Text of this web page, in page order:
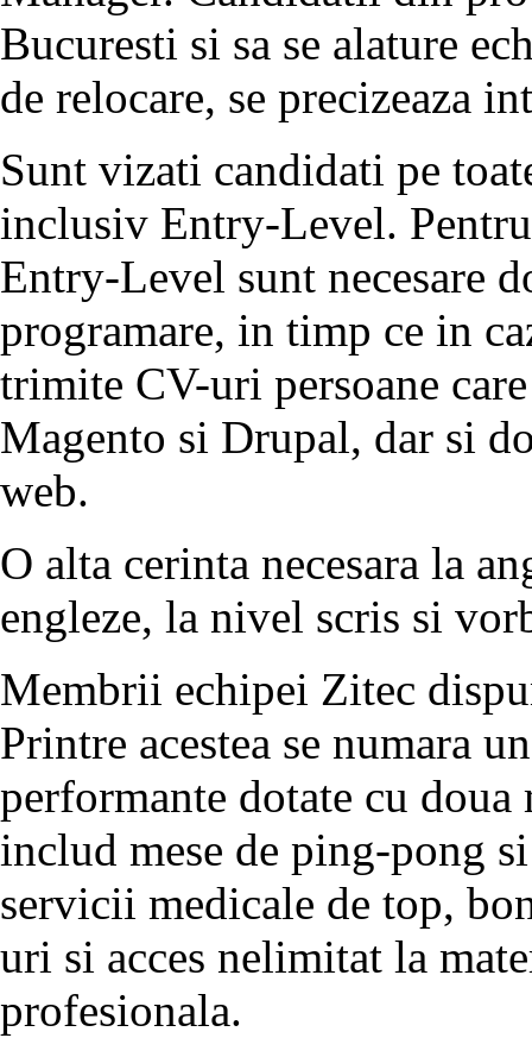
Bucuresti si sa se alature
de relocare, se precizeaza
Sunt vizati candidati pe
inclusiv Entry-Level.
Entry-Level sunt necesare
programare, in timp ce in
trimite CV-uri persoane
Magento si Drupal, dar si
web.
O alta cerinta necesara la
engleze, la nivel scris si
Membrii echipei Zitec
Printre acestea se numara
performante dotate cu
includ mese de ping-pong
servicii medicale de top,
uri si acces nelimitat la
profesionala.